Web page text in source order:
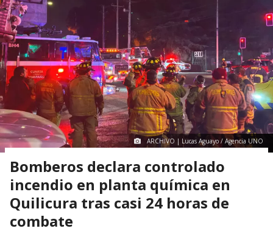
ARCHIVO | Lucas Aguayo / Agencia UNO
Bomberos declara controlado
incendio en planta química en
Quilicura tras casi 24 horas de
combate